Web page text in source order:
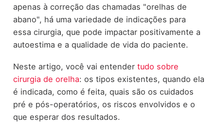
apenas à correção das chamadas "orelhas de
abano", há uma variedade de indicações para
essa cirurgia, que pode impactar positivamente a
autoestima e a qualidade de vida do paciente.
Neste artigo, você vai entender tudo sobre
cirurgia de orelha: os tipos existentes, quando ela
é indicada, como é feita, quais são os cuidados
pré e pós-operatórios, os riscos envolvidos e o
que esperar dos resultados.